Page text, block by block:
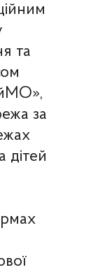
та
за
дітей